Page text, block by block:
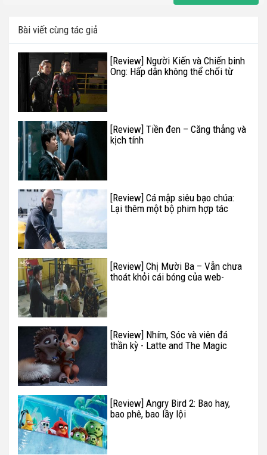
Bài viết cùng tác giả
[Review] Người Kiến và Chiến binh
Ong: Hấp dẫn không thể chối từ
[Review] Tiền đen – Căng thẳng và
kịch tính
[Review] Cá mập siêu bạo chúa:
Lại thêm một bộ phim hợp tác
[Review] Chị Mười Ba – Vẫn chưa
thoát khỏi cái bóng của web-
[Review] Nhím, Sóc và viên đá
thần kỳ - Latte and The Magic
[Review] Angry Bird 2: Bao hay,
bao phê, bao lầy lội